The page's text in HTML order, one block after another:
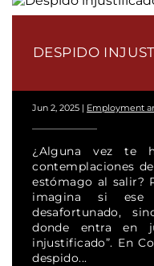
DESPIDO
Jun 2, 2025 | Employment
¿Alguna vez te
contemplaciones
estómago al salir?
imagina si ese
desafortunado,
donde entra en
injustificado”. En
despido...